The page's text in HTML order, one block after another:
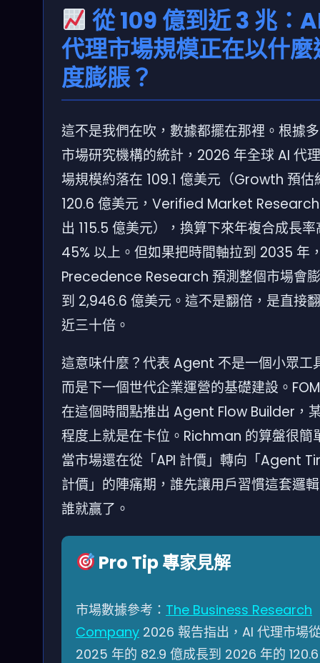
從 109 億到近 3 兆：
代理市場規模正在以什麼
度膨脹？
這不是我們在吹，數據都擺在那裡。根據
市場研究機構的統計，2026 年全球 AI 代
場規模約落在 109.1 億美元（Growth 預估
120.6 億美元，Verified Market
出 115.5 億美元），換算下來年複合成長
45% 以上。但如果把時間軸拉到 2035 年
Precedence Research 預測整個市場會
到 2,946.6 億美元。這不是翻倍，是直接
近三十倍。
這意味什麼？代表 Agent 不是一個小眾工
而是下一個世代企業運營的基礎建設。
在這個時間點推出 Agent Flow Builder，
程度上就是在卡位。Richman 的算盤很簡
當市場還在從「API 計價」轉向「Agent
計價」的陣痛期，誰先讓用戶習慣這套邏
誰就贏了。
Pro Tip 專家見解
市場數據參考： The Business Research
Company 2026 報告指出，AI 代理市場
2025 年的 82.9 億成長到 2026 年的 120.6